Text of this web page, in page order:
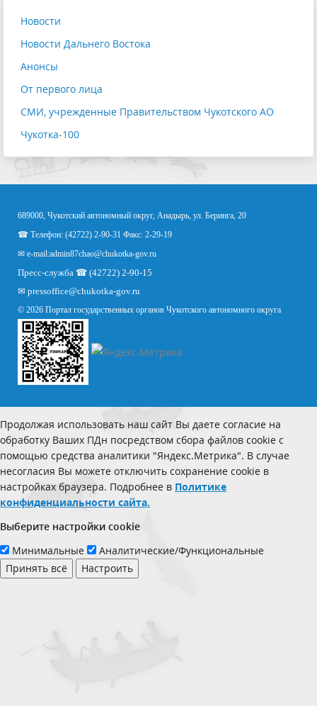
Новости
Новости Дальнего Востока
Анонсы
От первого лица
СМИ, учрежденные Правительством Чукотского АО
Чукотка-100
689000, Чукотский автономный округ, Анадырь, ул. Беринга, 20
☎ Телефон: (42722) 2-90-31 Факс: 2-29-19
✉ e-mail:admin87chao@chukotka-gov.ru
Пресс-служба ☎ (42722) 2-90-15
✉ pressoffice@chukotka-gov.ru
© 2026 Портал государственных органов Чукотского автономного округа
Продолжая использовать наш сайт Вы даете согласие на
обработку Ваших ПДн посредством сбора файлов cookie с
помощью средства аналитики "Яндекс.Метрика". В случае
несогласия Вы можете отключить сохранение cookie в
настройках браузера. Подробнее в Политике
конфиденциальности сайта.
Выберите настройки cookie
Минимальные
Аналитические/Функциональные
Принять всё
Настроить